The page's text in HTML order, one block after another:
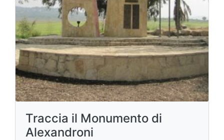
Traccia il Monumento di
Alexandroni